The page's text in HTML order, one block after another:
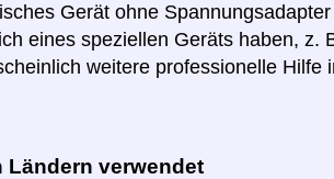
Gerät ohne
eines speziellen Geräts haben, z.
weitere professionelle Hilfe
Ländern verwendet